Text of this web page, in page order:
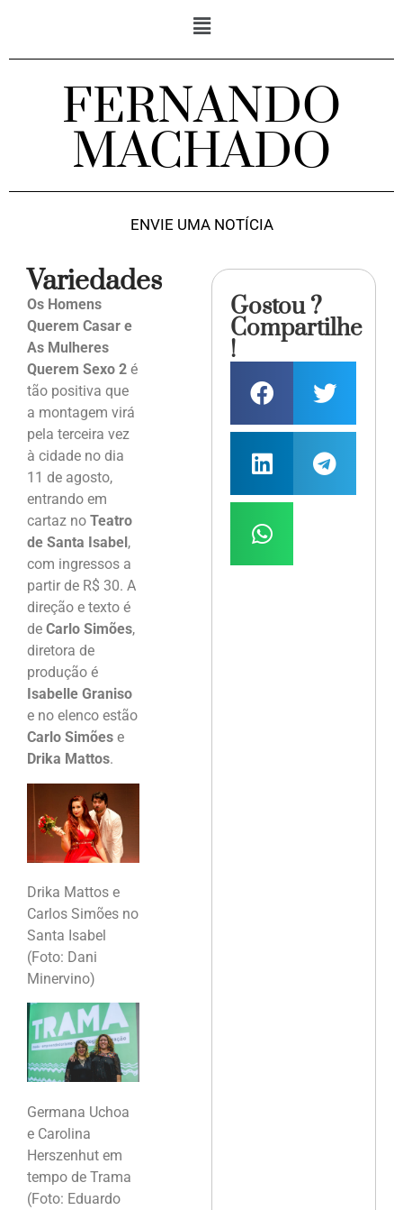
FERNANDO
MACHADO
ENVIE UMA NOTÍCIA
Variedades
Os Homens
Querem Casar e
As Mulheres
Querem Sexo 2 é
tão positiva que
a montagem virá
pela terceira vez
à cidade no dia
11 de agosto,
entrando em
cartaz no Teatro
de Santa Isabel ,
com ingressos a
partir de R$ 30. A
direção e texto é
de Carlo Simões,
diretora de
produção é
Isabelle Graniso
e no elenco estão
Carlo Simões e
Drika Mattos.
Drika Mattos e
Carlos Simões no
Santa Isabel
(Foto: Dani
Minervino)
Germana Uchoa
e Carolina
Herszenhut em
tempo de Trama
(Foto: Eduardo
Gostou ?
Compartilhe
!